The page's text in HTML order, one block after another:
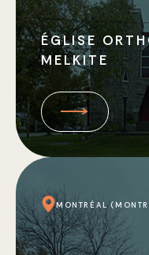
ÉGLISE
MELKITE
MONTRÉAL